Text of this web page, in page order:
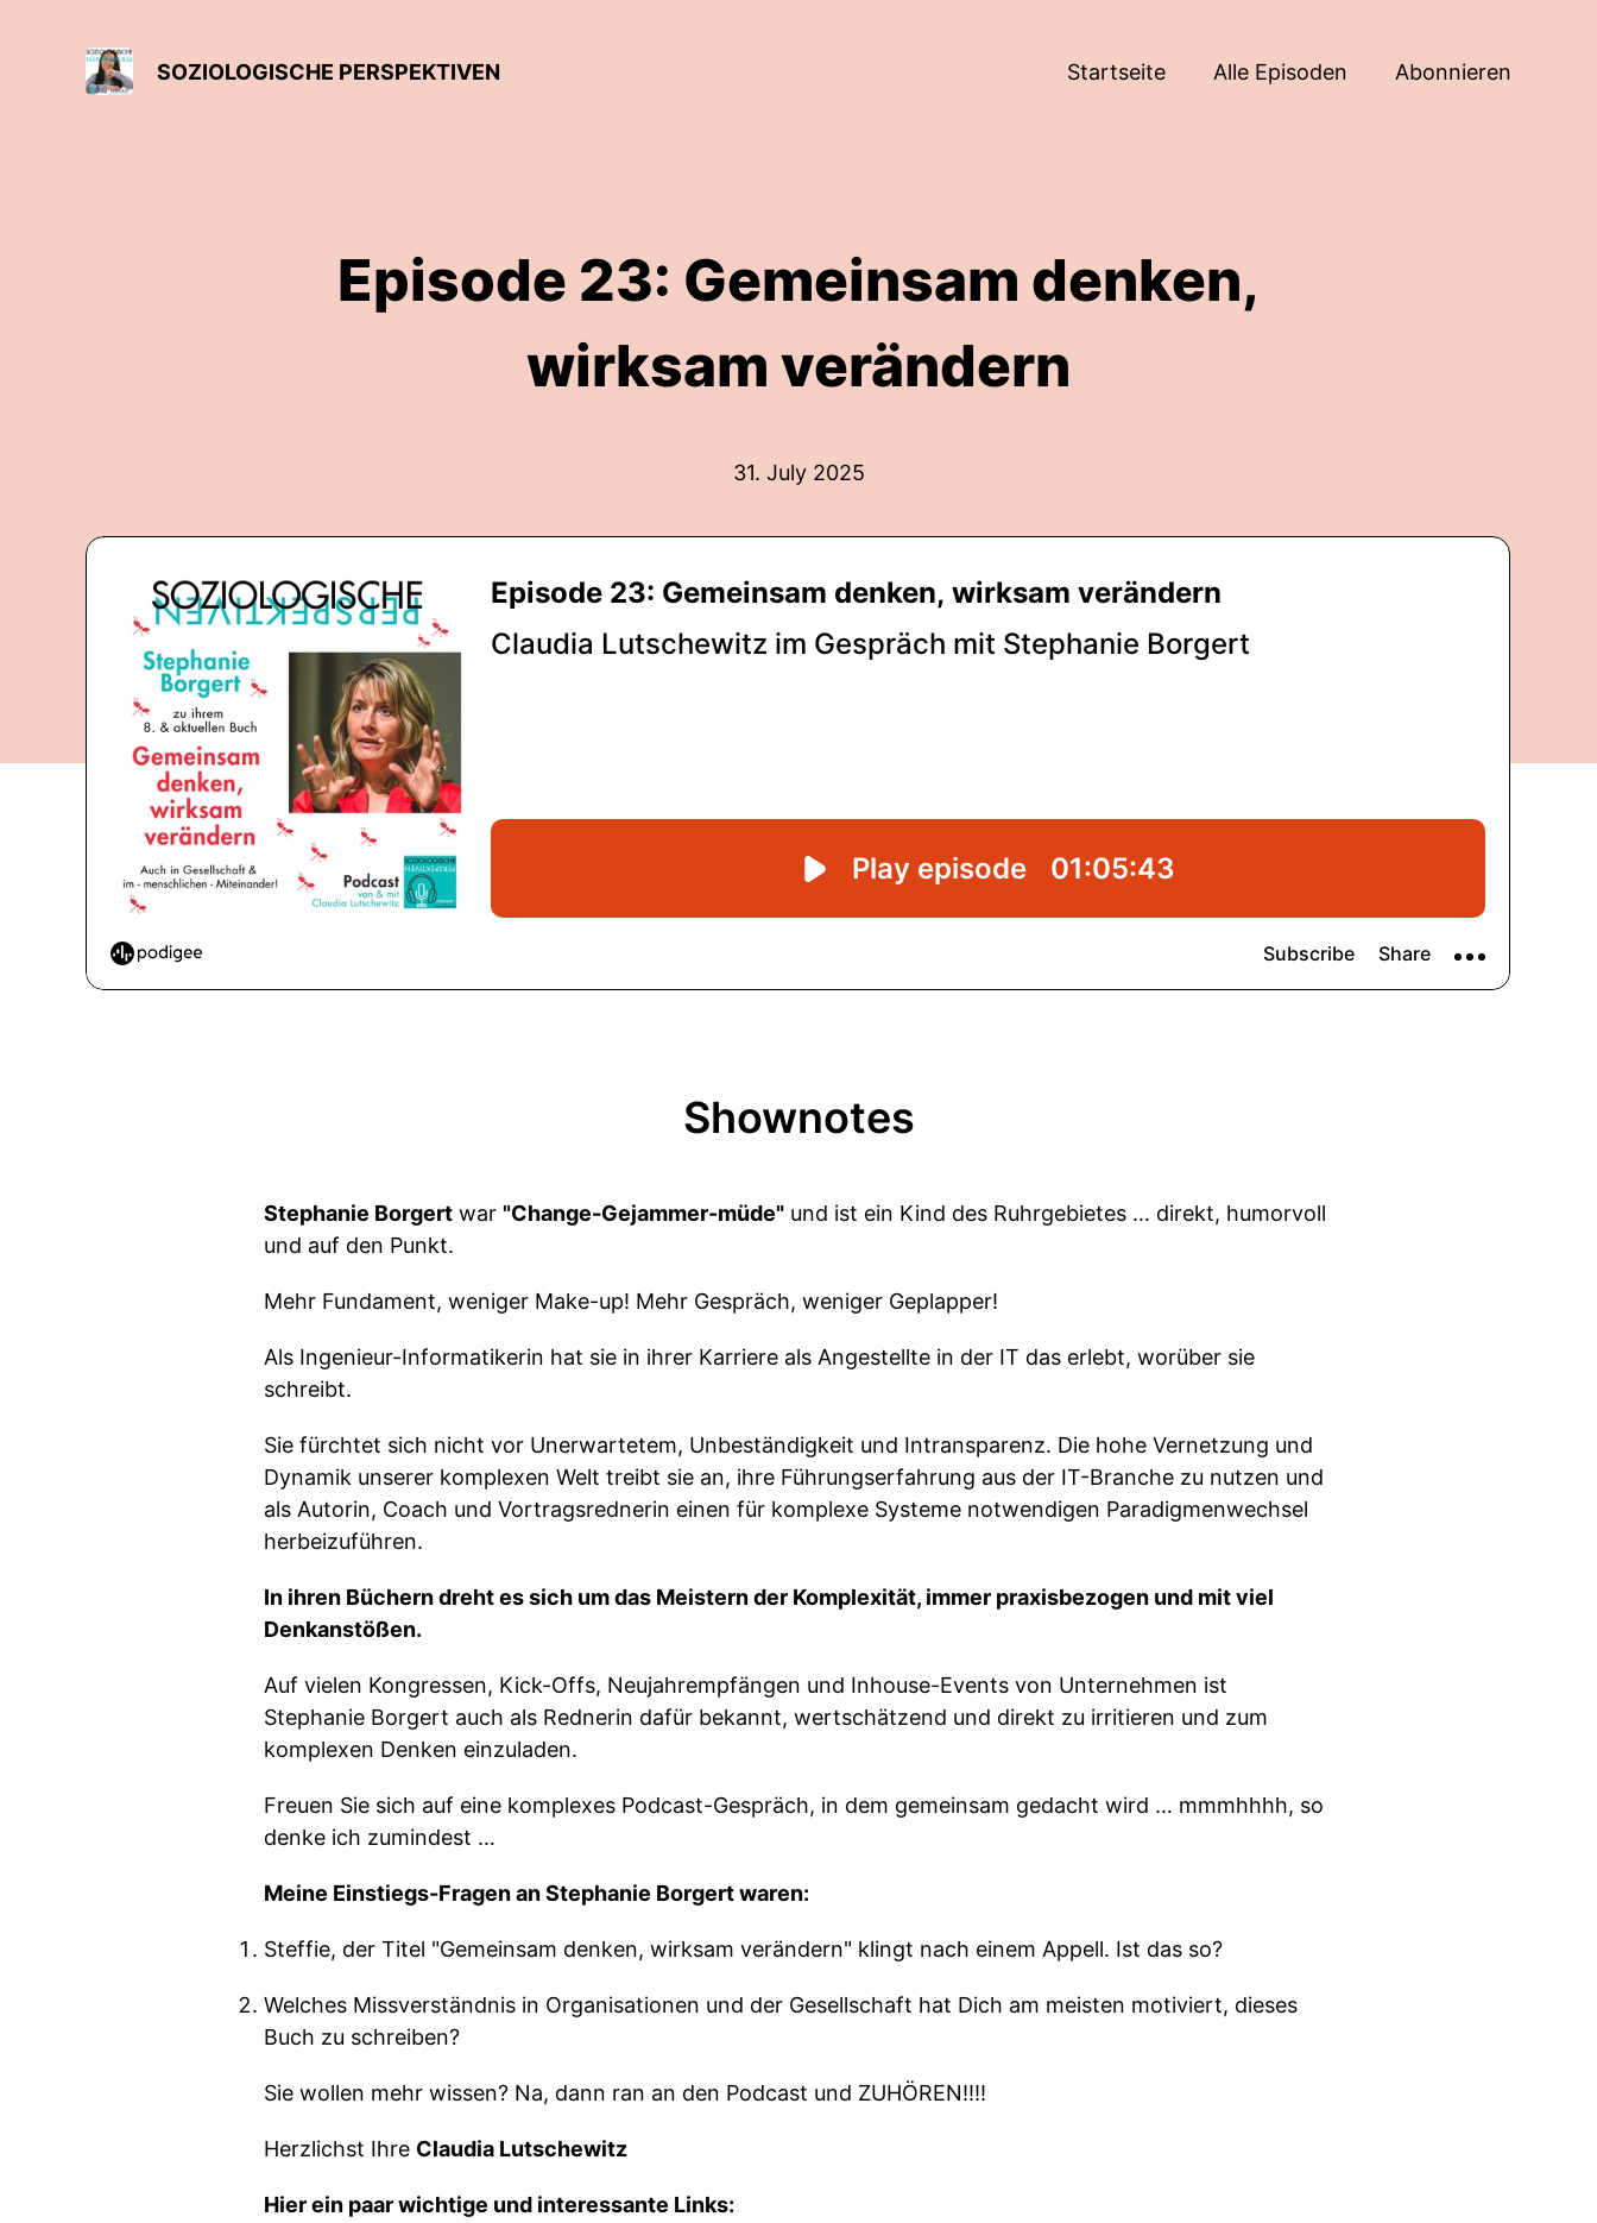
SOZIOLOGISCHE PERSPEKTIVEN Startseite Alle Episoden Abonnieren
Episode 23: Gemeinsam denken,
wirksam verändern
31. July 2025
Shownotes
Stephanie Borgert war "Change-Gejammer-müde" und ist ein Kind des Ruhrgebietes … direkt, humorvoll
und auf den Punkt.
Mehr Fundament, weniger Make-up! Mehr Gespräch, weniger Geplapper!
Als Ingenieur-Informatikerin hat sie in ihrer Karriere als Angestellte in der IT das erlebt, worüber sie
schreibt.
Sie fürchtet sich nicht vor Unerwartetem, Unbeständigkeit und Intransparenz. Die hohe Vernetzung und
Dynamik unserer komplexen Welt treibt sie an, ihre Führungserfahrung aus der IT-Branche zu nutzen und
als Autorin, Coach und Vortragsrednerin einen für komplexe Systeme notwendigen Paradigmenwechsel
herbeizuführen.
In ihren Büchern dreht es sich um das Meistern der Komplexität, immer praxisbezogen und mit viel
Denkanstößen.
Auf vielen Kongressen, Kick-Offs, Neujahrempfängen und Inhouse-Events von Unternehmen ist
Stephanie Borgert auch als Rednerin dafür bekannt, wertschätzend und direkt zu irritieren und zum
komplexen Denken einzuladen.
Freuen Sie sich auf eine komplexes Podcast-Gespräch, in dem gemeinsam gedacht wird … mmmhhhh, so
denke ich zumindest …
Meine Einstiegs-Fragen an Stephanie Borgert waren:
Steffie, der Titel "Gemeinsam denken, wirksam verändern" klingt nach einem Appell. Ist das so?
Welches Missverständnis in Organisationen und der Gesellschaft hat Dich am meisten motiviert, dieses
Buch zu schreiben?
Sie wollen mehr wissen? Na, dann ran an den Podcast und ZUHÖREN!!!!
Herzlichst Ihre Claudia Lutschewitz
Hier ein paar wichtige und interessante Links: